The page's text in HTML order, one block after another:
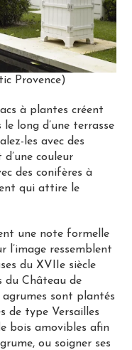
Provence)
à plantes créent
long d’une terrasse
les avec des
couleur
des conifères à
qui attire le
une note formelle
l’image ressemblent
du XVIIe siècle
du Château de
agrumes sont plantés
de type Versailles
bois amovibles afin
ou soigner ses